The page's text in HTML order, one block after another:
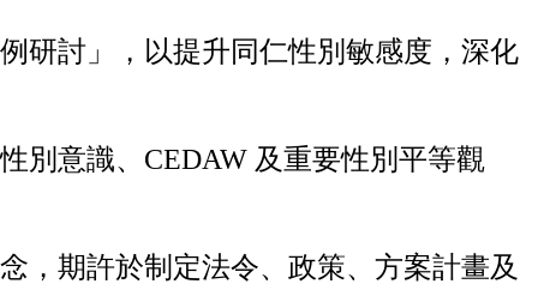
例研討」，以提升同仁性別敏感度，深化
性別意識、CEDAW 及重要性別平等觀
念，期許於制定法令、政策、方案計畫及